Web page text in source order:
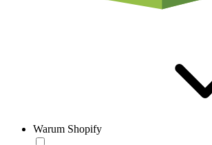
Warum Shopify